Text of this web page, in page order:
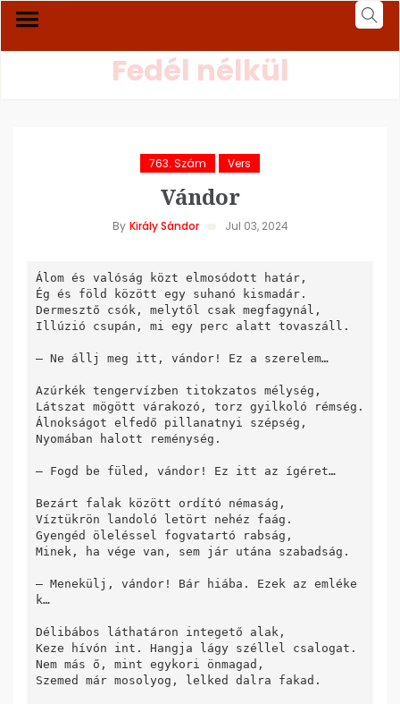
Fedél nélkül
763. Szám Vers
Vándor
By Király Sándor Jul 03, 2024
Álom és valóság közt elmosódott határ,
Ég és föld között egy suhanó kismadár.
Dermesztő csók, melytől csak megfagynál,
Illúzió csupán, mi egy perc alatt tovaszáll.
– Ne állj meg itt, vándor! Ez a szerelem…
Azúrkék tengervízben titokzatos mélység,
Látszat mögött várakozó, torz gyilkoló rémség.
Álnokságot elfedő pillanatnyi szépség,
Nyomában halott reménység.
– Fogd be füled, vándor! Ez itt az ígéret…
Bezárt falak között ordító némaság,
Víztükrön landoló letört nehéz faág.
Gyengéd öleléssel fogvatartó rabság,
Minek, ha vége van, sem jár utána szabadság.
– Menekülj, vándor! Bár hiába. Ezek az emléke
k…
Délibábos láthatáron integető alak,
Keze hívón int. Hangja lágy széllel csalogat.
Nem más ő, mint egykori önmagad,
Szemed már mosolyog, lelked dalra fakad.